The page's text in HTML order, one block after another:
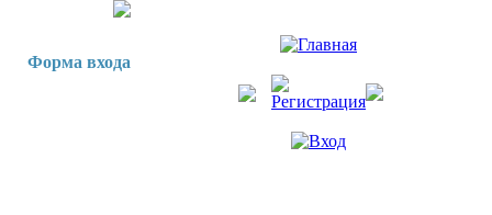
Форма входа